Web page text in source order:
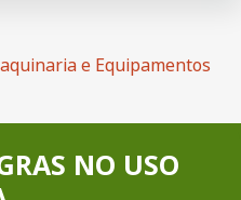
e Equipamentos
NO USO